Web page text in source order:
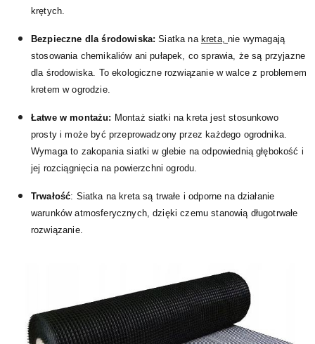
krętych.
Bezpieczne dla środowiska: Siatka na kreta,nie wymagają
stosowania chemikaliów ani pułapek, co sprawia, że są przyjazne
dla środowiska. To ekologiczne rozwiązanie w walce z problemem
kretem w ogrodzie.
Łatwe w montażu: Montaż siatki na kreta jest stosunkowo
prosty i może być przeprowadzony przez każdego ogrodnika.
Wymaga to zakopania siatki w glebie na odpowiednią głębokość i
jej rozciągnięcia na powierzchni ogrodu.
Trwałość: Siatka na kreta są trwałe i odporne na działanie
warunków atmosferycznych, dzięki czemu stanowią długotrwałe
rozwiązanie.